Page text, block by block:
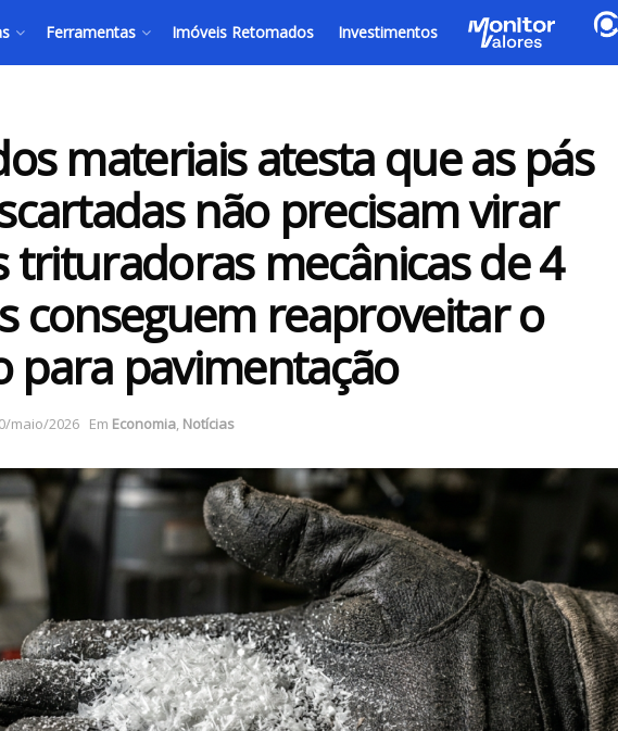
Ferramentas Imóveis Retomados Investimentos
materiais atesta que as pás
não precisam virar
trituradoras mecânicas de 4
conseguem reaproveitar o
para pavimentação
maio/2026 Em Economia, Notícias